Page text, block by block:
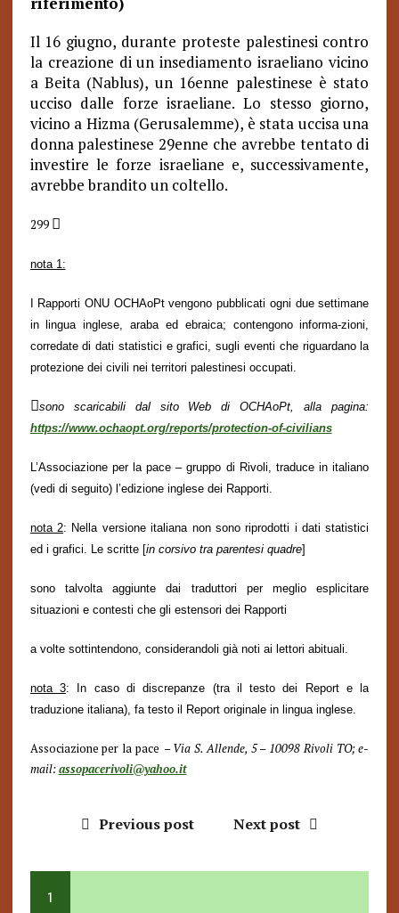
Il 16 giugno, durante proteste palestinesi contro
la creazione di un insediamento israeliano vicino
a Beita (Nablus), un 16enne palestinese è stato
ucciso dalle forze israeliane. Lo stesso giorno,
vicino a Hizma (Gerusalemme), è stata uccisa una
donna palestinese 29enne che avrebbe tentato di
investire le forze israeliane e, successivamente,
avrebbe brandito un coltello.
299 
nota 1:
I Rapporti ONU OCHAoPt vengono pubblicati ogni due settimane
in lingua inglese, araba ed ebraica; contengono informa-zioni,
corredate di dati statistici e grafici, sugli eventi che riguardano la
protezione dei civili nei territori palestinesi occupati.
sono scaricabili dal sito Web di OCHAoPt, alla pagina:
https://www.ochaopt.org/reports/protection-of-civilians
L’Associazione per la pace – gruppo di Rivoli, traduce in italiano
(vedi di seguito) l’edizione inglese dei Rapporti.
nota 2: Nella versione italiana non sono riprodotti i dati statistici
ed i grafici. Le scritte[in corsivo tra parentesi quadre]
sono talvolta aggiunte dai traduttori per meglio esplicitare
situazioni e contesti che gli estensori dei Rapporti
a volte sottintendono, considerandoli già noti ai lettori abituali.
nota 3: In caso di discrepanze (tra il testo dei Report e la
traduzione italiana), fa testo il Report originale in lingua inglese.
Associazione per la pace – Via S. Allende, 5 – 10098 Rivoli TO; e-
mail:assopacerivoli@yahoo.it
Previous post Next post
1